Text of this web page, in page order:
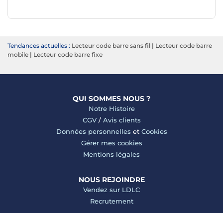
Tendances actuelles : Lecteur code barre sans fil | Lecteur code barre
mobile | Lecteur code barre fixe
QUI SOMMES NOUS ?
Notre Histoire
CGV/ Avis clients
Données personnelles et Cookies
Gérer mes cookies
Mentions légales
NOUS REJOINDRE
Vendez sur LDLC
Recrutement